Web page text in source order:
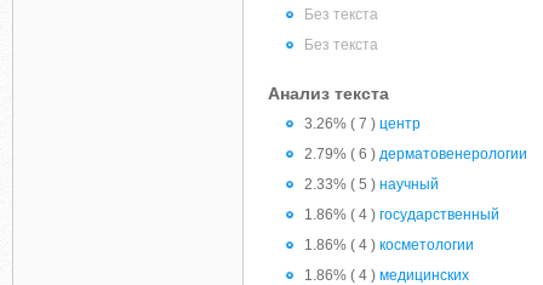
Без текста
Без текста
Анализ текста
3.26% ( 7 ) центр
2.79% ( 6 ) дерматовенерологии
2.33% ( 5 ) научный
1.86% ( 4 ) государственный
1.86% ( 4 ) косметологии
1.86% ( 4 ) медицинских